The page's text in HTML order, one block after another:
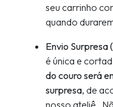
seu carrinho
quando
Envio Surpresa
é única e
do couro será
surpresa, de
nosso ateliê .